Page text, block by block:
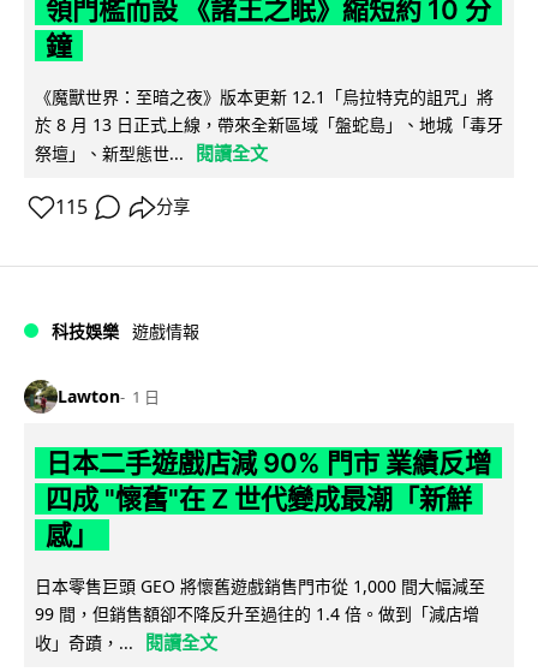
領門檻而設 《諸王之眠》縮短約 10 分
鐘
《魔獸世界：至暗之夜》版本更新 12.1「烏拉特克的詛咒」將
於 8 月 13 日正式上線，帶來全新區域「盤蛇島」、地城「毒牙
祭壇」、新型態世...
閱讀全文
115 分享
科技娛樂 遊戲情報
Lawton 1 日
日本二手遊戲店減 90% 門市 業績反增
四成 "懷舊"在 Z 世代變成最潮「新鮮
感」
日本零售巨頭 GEO 將懷舊遊戲銷售門市從 1,000 間大幅減至
99 間，但銷售額卻不降反升至過往的 1.4 倍。做到「減店增
收」奇蹟，...
閱讀全文